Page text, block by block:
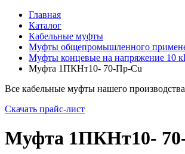
Главная
Каталог
Кабельные муфты
Муфты общепромышленного
Муфты концевые на напряжение 10
Муфта 1ПКНт10- 70-Пр-Cu
Все кабельные муфты нашего
Скачать прайс-лист
Муфта 1ПКНт10-